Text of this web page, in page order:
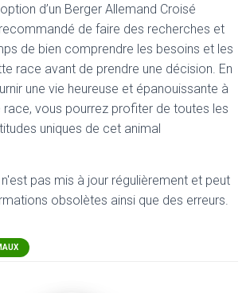
d’un Berger Allemand Croisé
de faire des recherches et
de bien comprendre les besoins et les
race avant de prendre une décision. En
une vie heureuse et épanouissante à
race, vous pourrez profiter de toutes les
uniques de cet animal
pas mis à jour régulièrement et peut
obsolètes ainsi que des erreurs.